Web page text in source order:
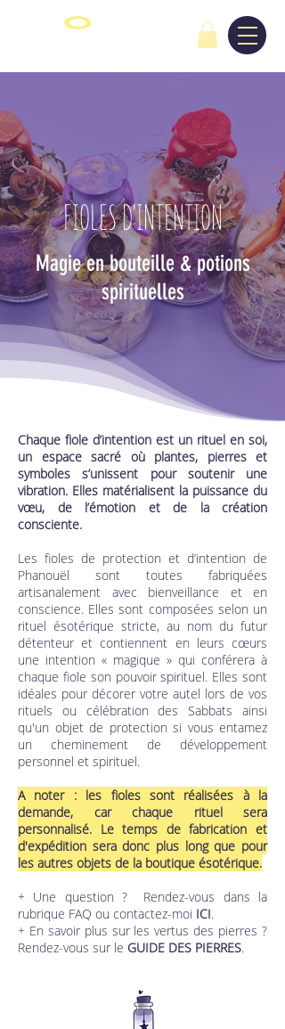
FIOLES D'INTENTION
Magie en bouteille & potions
spirituelles
Chaque fiole d’intention est un rituel en soi,
un espace sacré où plantes, pierres et
symboles s’unissent pour soutenir une
vibration. Elles matérialisent la puissance du
vœu, de l’émotion et de la création
consciente.
Les fioles de protection et d’intention de
Phanouël sont toutes fabriquées
artisanalement avec bienveillance et en
conscience. Elles sont composées selon un
rituel ésotérique stricte, au nom du futur
détenteur et contiennent en leurs cœurs
une intention « magique » qui conférera à
chaque fiole son pouvoir spirituel. Elles sont
idéales pour décorer votre autel lors de vos
rituels ou célébration des Sabbats ainsi
qu'un objet de protection si vous entamez
un cheminement de développement
personnel et spirituel.
A noter : les fioles sont réalisées à la
demande, car chaque rituel sera
personnalisé. Le temps de fabrication et
d'expédition sera donc plus long que pour
les autres objets de la boutique ésotérique.
+ Une question ? Rendez-vous dans la
rubrique FAQ ou contactez-moi ICI.
+ En savoir plus sur les vertus des pierres ?
Rendez-vous sur le GUIDE DES PIERRES.